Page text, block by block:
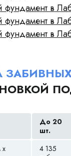
До 20
шт.
x
4 135